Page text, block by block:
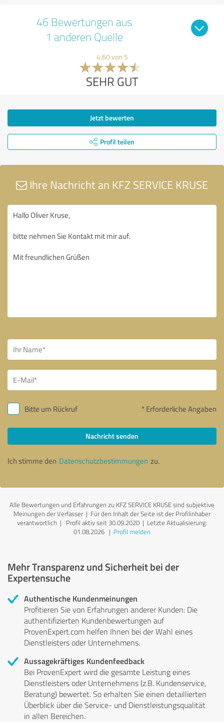
46 Bewertungen aus
1 anderen Quelle
4,60 von 5
SEHR GUT
Jetzt bewerten
Profil teilen
Ihre Nachricht an KFZ SERVICE KRUSE
Bitte um Rückruf * Erforderliche Angaben
Nachricht senden
Ich stimme den Datenschutzbestimmungen zu.
Alle Bewertungen und Erfahrungen zu KFZ SERVICE KRUSE sind subjektive
Meinungen der Verfasser | Für den Inhalt der Seite ist der Profilinhaber
verantwortlich | Profil aktiv seit 30.09.2020 | Letzte Aktualisierung:
01.08.2026 | Profil melden
Mehr Transparenz und Sicherheit bei der
Expertensuche
Authentische Kundenmeinungen
Profitieren Sie von Erfahrungen anderer Kunden: Die
authentifizierten Kundenbewertungen auf
ProvenExpert.com helfen Ihnen bei der Wahl eines
Dienstleisters oder Unternehmens.
Aussagekräftiges Kundenfeedback
Bei ProvenExpert wird die gesamte Leistung eines
Dienstleisters oder Unternehmens (z.B. Kundenservice,
Beratung) bewertet. So erhalten Sie einen detaillierten
Überblick über die Service- und Dienstleistungsqualität
in allen Bereichen.